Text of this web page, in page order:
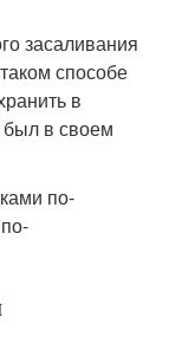
засаливания
способе
в
был в своем